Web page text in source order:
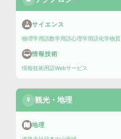
サイエンス
物理学用語数学用語心理学用語化学物質
情報技術
情報技術用語Webサービス
観光・地理
地理